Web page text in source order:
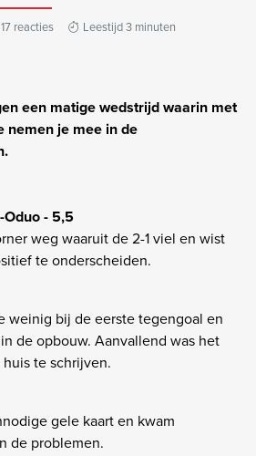
17 reacties
Leestijd 3 minuten
een matige wedstrijd waarin met
nemen je mee in de
Oduo - 5,5
weg waaruit de 2-1 viel en wist
te onderscheiden.
weinig bij de eerste tegengoal en
de opbouw. Aanvallend was het
te schrijven.
gele kaart en kwam
de problemen.